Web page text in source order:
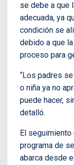
se debe a que
adecuada, ya
condición se
debido a que
proceso para
“Los padres
o niña ya no
puede hacer,
detalló.
El
programa de
abarca desde